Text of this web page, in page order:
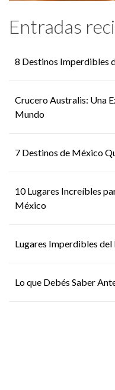
Entradas
8 Destinos Imperdibles
Crucero Australis: Una
Mundo
7 Destinos de México
10 Lugares Increíbles
México
Lugares Imperdibles
Lo que Debés Saber